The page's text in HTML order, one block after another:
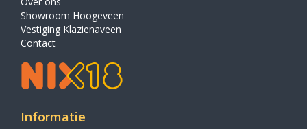
Showroom Hoogeveen
Vestiging Klazienaveen
Contact
Informatie